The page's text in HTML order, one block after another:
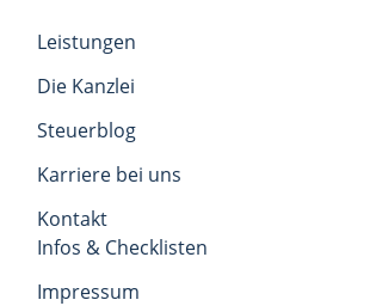
Leistungen
Die Kanzlei
Steuerblog
Karriere bei uns
Kontakt
Infos & Checklisten
Impressum